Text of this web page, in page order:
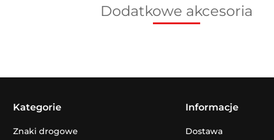
Dodatkowe akcesoria
Kategorie
Znaki drogowe
Informacje
Dostawa